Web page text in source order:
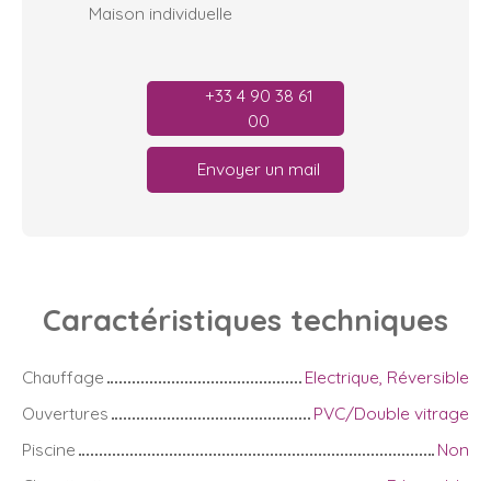
Maison individuelle
+33 4 90 38 61
00
Envoyer un mail
Caractéristiques techniques
Chauffage
Electrique, Réversible
Ouvertures
PVC/Double vitrage
Piscine
Non